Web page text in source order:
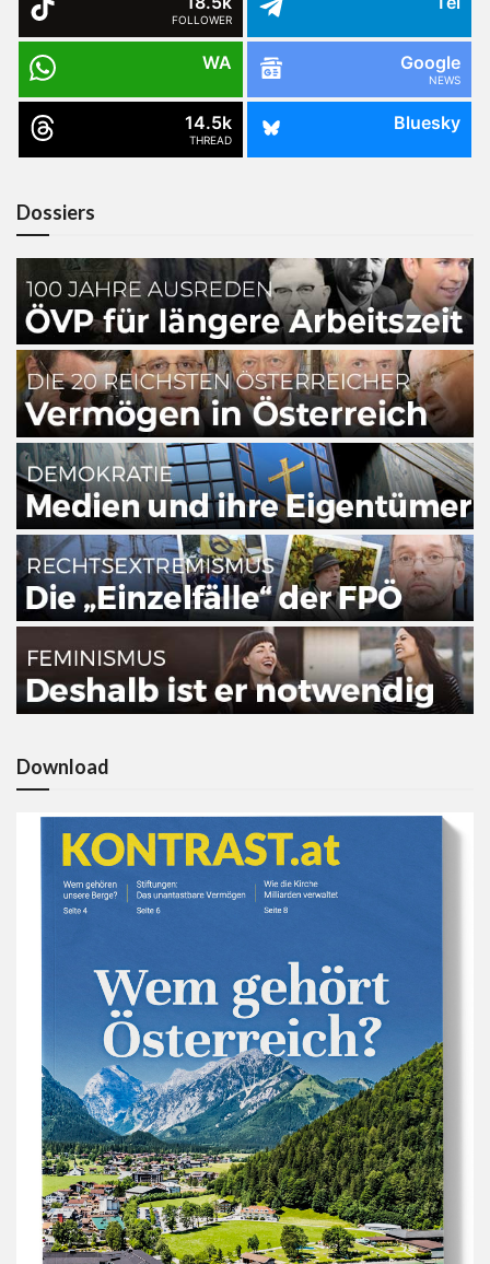
FOLLOWER
WA Google
NEWS
14.5k
THREAD
Bluesky
Dossiers
Download